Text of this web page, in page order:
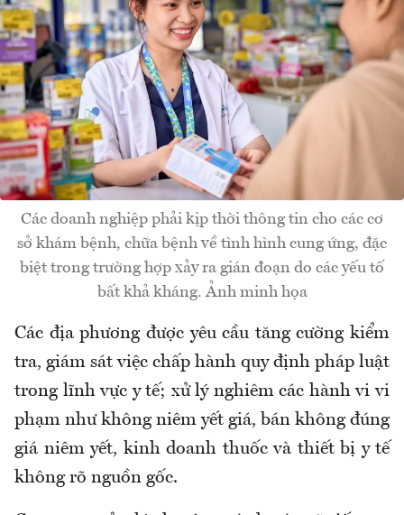
Các doanh nghiệp phải kịp thời thông tin cho các cơ
sở khám bệnh, chữa bệnh về tình hình cung ứng, đặc
biệt trong trường hợp xảy ra gián đoạn do các yếu tố
bất khả kháng. Ảnh minh họa
Các địa phương được yêu cầu tăng cường kiểm
tra, giám sát việc chấp hành quy định pháp luật
trong lĩnh vực y tế; xử lý nghiêm các hành vi vi
phạm như không niêm yết giá, bán không đúng
giá niêm yết, kinh doanh thuốc và thiết bị y tế
không rõ nguồn gốc.